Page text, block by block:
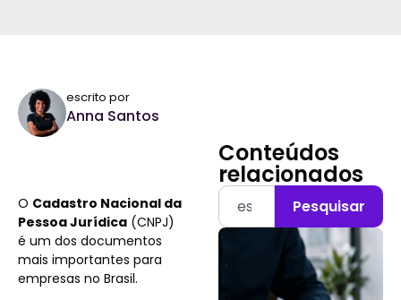
escrito por
Anna Santos
O Cadastro Nacional da
Pessoa Jurídica (CNPJ)
é um dos documentos
mais importantes para
empresas no Brasil.
Conteúdos
relacionados
Pesquisar